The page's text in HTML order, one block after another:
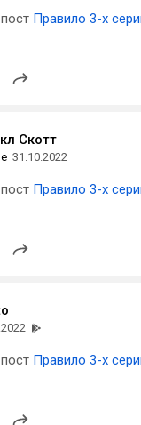
Правило 3-х
Скотт
31.10.2022
Правило 3-х
Правило 3-х